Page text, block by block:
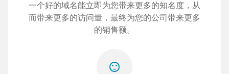
一个好的域名能立即为您带来更多的知名度，从
而带来更多的访问量，最终为您的公司带来更多
的销售额。
sentiment_satisfied